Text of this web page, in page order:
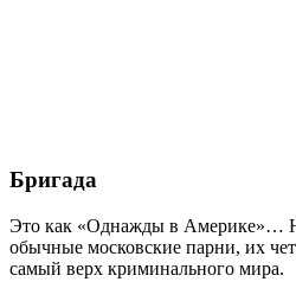
Бригада
Это как «Однажды в Америке»…
обычные московские парни, их
самый верх криминального мира.